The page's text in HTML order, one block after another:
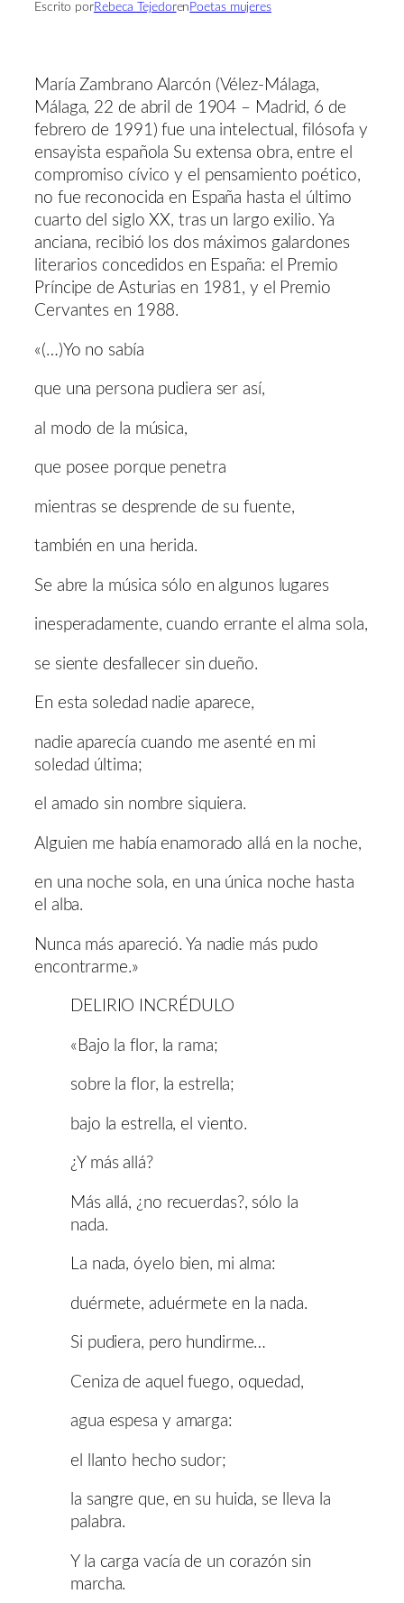
Escrito porRebeca Tejedoren Poetas mujeres
María Zambrano Alarcón (Vélez-Málaga,
Málaga, 22 de abril de 1904 – Madrid, 6 de
febrero de 1991) fue una intelectual, filósofa y
ensayista española Su extensa obra, entre el
compromiso cívico y el pensamiento poético,
no fue reconocida en España hasta el último
cuarto del siglo XX, tras un largo exilio. Ya
anciana, recibió los dos máximos galardones
literarios concedidos en España: el Premio
Príncipe de Asturias en 1981, y el Premio
Cervantes en 1988.
«(…)Yo no sabía
que una persona pudiera ser así,
al modo de la música,
que posee porque penetra
mientras se desprende de su fuente,
también en una herida.
Se abre la música sólo en algunos lugares
inesperadamente, cuando errante el alma sola,
se siente desfallecer sin dueño.
En esta soledad nadie aparece,
nadie aparecía cuando me asenté en mi
soledad última;
el amado sin nombre siquiera.
Alguien me había enamorado allá en la noche,
en una noche sola, en una única noche hasta
el alba.
Nunca más apareció. Ya nadie más pudo
encontrarme.»
DELIRIO INCRÉDULO
«Bajo la flor, la rama;
sobre la flor, la estrella;
bajo la estrella, el viento.
¿Y más allá?
Más allá, ¿no recuerdas?, sólo la
nada.
La nada, óyelo bien, mi alma:
duérmete, aduérmete en la nada.
Si pudiera, pero hundirme…
Ceniza de aquel fuego, oquedad,
agua espesa y amarga:
el llanto hecho sudor;
la sangre que, en su huida, se lleva la
palabra.
Y la carga vacía de un corazón sin
marcha.